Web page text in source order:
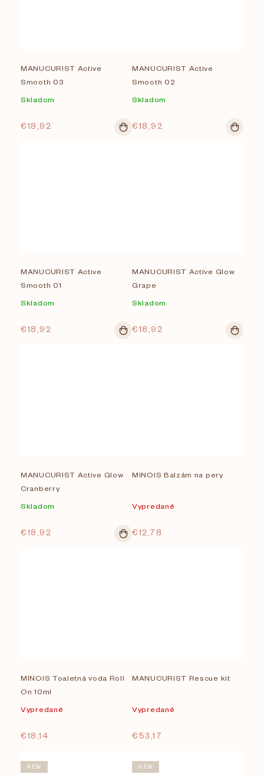
MANUCURIST Active
Smooth 03
Skladom
€18,92
MANUCURIST Active
Smooth 02
Skladom
€18,92
MANUCURIST Active
Smooth 01
Skladom
€18,92
MANUCURIST Active Glow
Grape
Skladom
€18,92
MANUCURIST Active Glow
Cranberry
Skladom
€18,92
MINOIS Balzám na pery
Vypredané
€12,78
MINOIS Toaletná voda Roll
On 10ml
Vypredané
€18,14
MANUCURIST Rescue kit
Vypredané
€53,17
NEW NEW